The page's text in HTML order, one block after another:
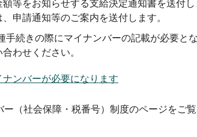
等をお知らせする支給決定通知書を送付
申請通知等のご案内を送付します。
手続きの際にマイナンバーの記載が必要と
わせください。
ンバーが必要になります
（社会保障・税番号）制度のページをご覧